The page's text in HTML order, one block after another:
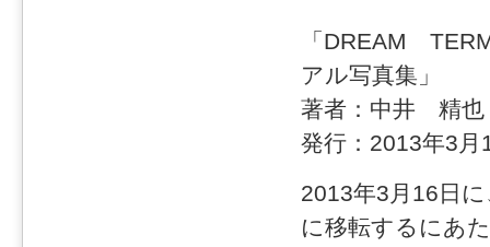
「DREAM
アル写真集」
著者：中井 精也
発行：2013年3月
2013年3月16日
に移転するにあ